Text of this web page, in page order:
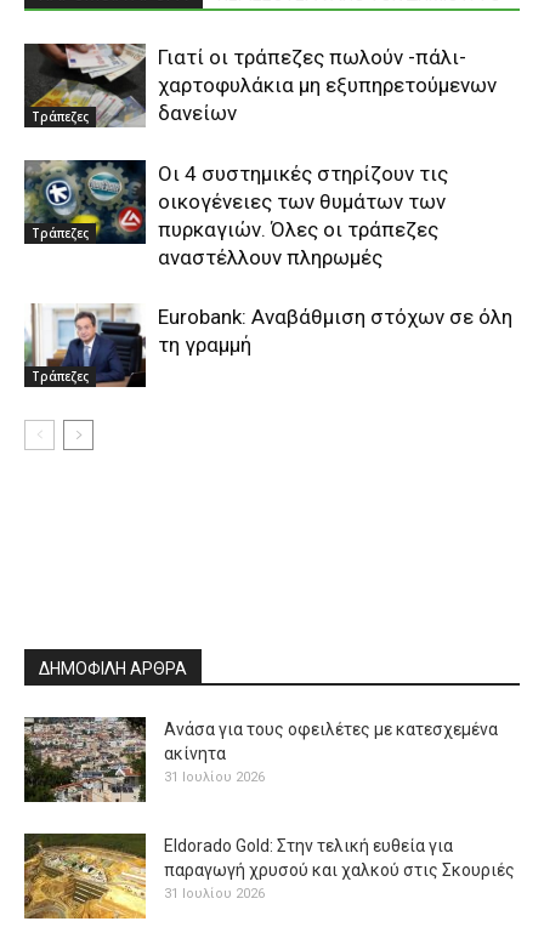
Τράπεζες
Γιατί οι τράπεζες πωλούν -πάλι-
χαρτοφυλάκια μη εξυπηρετούμενων
δανείων
Τράπεζες
Οι 4 συστημικές στηρίζουν τις
οικογένειες των θυμάτων των
πυρκαγιών. Όλες οι τράπεζες
αναστέλλουν πληρωμές
Τράπεζες
Eurobank: Αναβάθμιση στόχων σε όλη
τη γραμμή
ΔΗΜΟΦΙΛΗ ΑΡΘΡΑ
Ανάσα για τους οφειλέτες με κατεσχεμένα
ακίνητα
31 Ιουλίου 2026
Eldorado Gold: Στην τελική ευθεία για
παραγωγή χρυσού και χαλκού στις Σκουριές
31 Ιουλίου 2026